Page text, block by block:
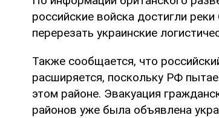
российские войска достигли
перерезать украинские
Также сообщается, что
расширяется, поскольку РФ
этом районе. Эвакуация
районов уже была объявлена